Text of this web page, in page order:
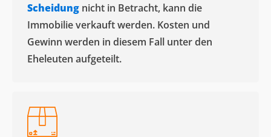
Scheidung nicht in Betracht, kann die
Immobilie verkauft werden. Kosten und
Gewinn werden in diesem Fall unter den
Eheleuten aufgeteilt.​